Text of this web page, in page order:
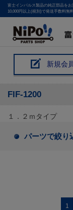
富士インパルス製品の純正部品をお
10,000円以上(税別)で発送手数料無
新規会
FIF-1200
１．２ｍタイプ
パーツで絞り
1